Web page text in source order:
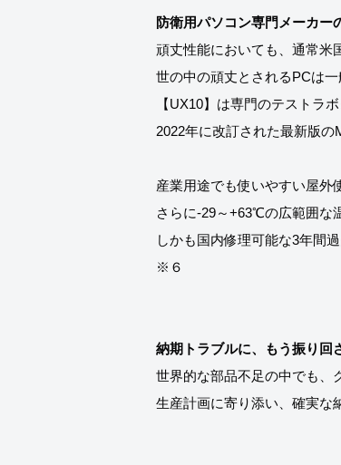
防衛用パソコン専門メーカー
頑丈性能においても、通常米
世の中の頑丈とされるPCは
【UX10】は専門のテストラ
2022年に改訂された最新版の
産業用途でも使いやすい屋外
さらに-29～+63℃の広範囲な
しかも国内修理可能な3年間
※６
納期トラブルに、もう振り回
世界的な部品不足の中でも、
生産計画に寄り添い、確実な